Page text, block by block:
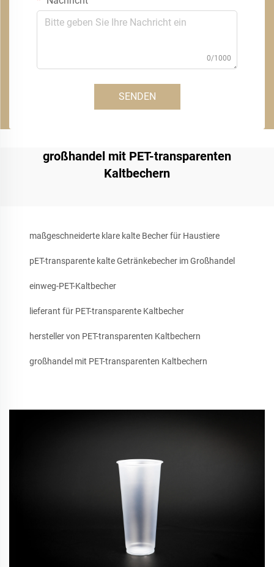
0/1000
SENDEN
großhandel mit PET-transparenten
Kaltbechern
maßgeschneiderte klare kalte Becher für Haustiere
pET-transparente kalte Getränkebecher im Großhandel
einweg-PET-Kaltbecher
lieferant für PET-transparente Kaltbecher
hersteller von PET-transparenten Kaltbechern
großhandel mit PET-transparenten Kaltbechern